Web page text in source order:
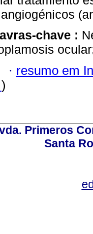
chave :
· resumo em
)
Primeros
Santa